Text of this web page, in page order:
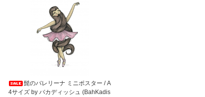
髭のバレリーナ ミニポスター / A
4サイズ by バカディッシュ (BahKadis